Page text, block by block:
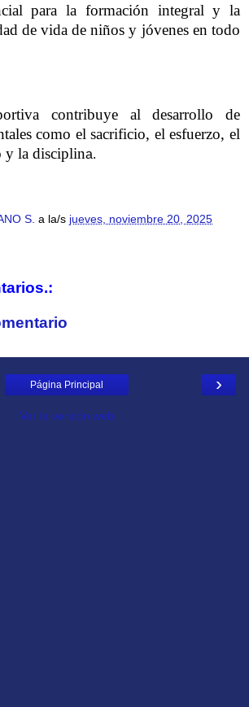
para la formación integral y la
de vida de niños y jóvenes en todo
contribuye al desarrollo de
como el sacrificio, el esfuerzo, el
y la disciplina.
S. a la/s jueves, noviembre 20, 2025
›
Página Principal
Ver la versión web